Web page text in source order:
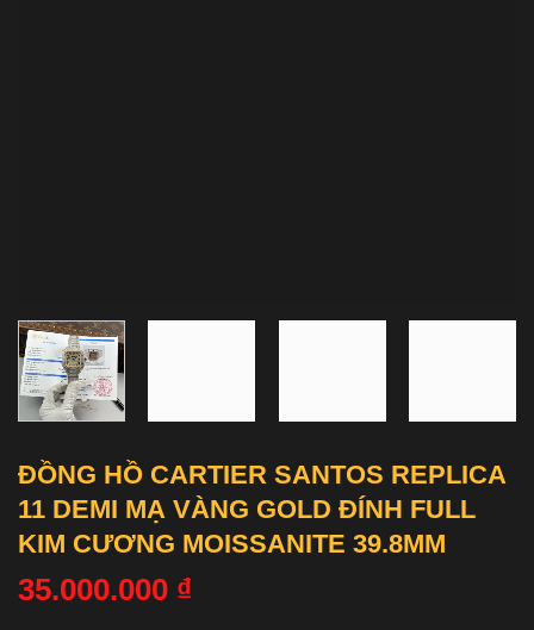
ĐỒNG HỒ CARTIER SANTOS REPLICA
11 DEMI MẠ VÀNG GOLD ĐÍNH FULL
KIM CƯƠNG MOISSANITE 39.8MM
35.000.000 ₫